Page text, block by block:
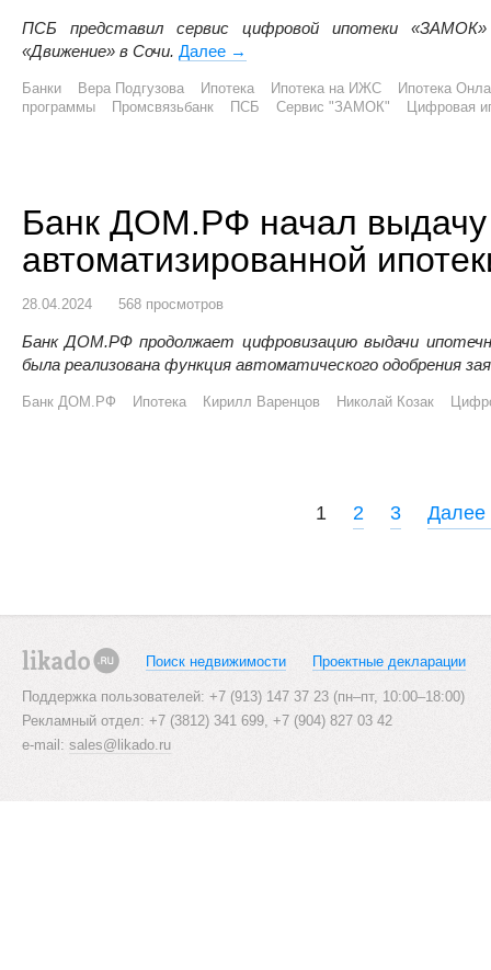
ПСБ представил сервис цифровой ипотеки
«Движение» в Сочи. Далее ПСБ запустил сервис цифровой
→
Банки Вера Подгузова Ипотека Ипотека на ИЖС
Ипотека
программы
Промсвязьбанк ПСБ Сервис "ЗАМОК" Цифровая
Банк ДОМ.РФ начал выдачу
автоматизированной
28.04.2024 568 просмотров
Банк ДОМ.РФ продолжает цифровизацию выдачи
была реализована функция автоматического одобрения
Банк ДОМ.РФ Ипотека Кирилл Варенцов Николай Козак
t
s
n
a
1 2 3
Поиск недвижимости Проектные декларации
Поддержка пользователей: +7 (913) 147 37 23 (пн–пт, 10:00–18:00)
Рекламный отдел: +7 (3812) 341 699, +7 (904) 827 03 42
e-mail: sales@likado.ru